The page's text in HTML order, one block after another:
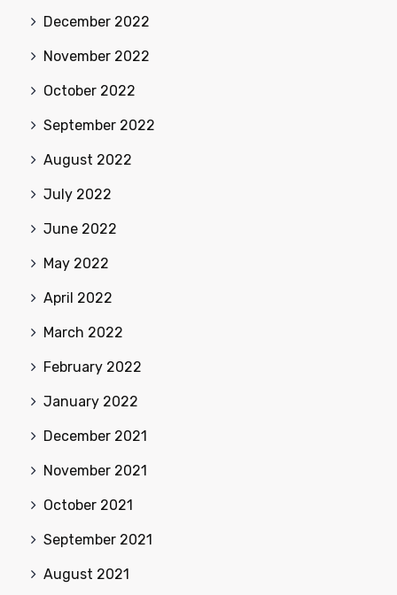
December 2022
November 2022
October 2022
September 2022
August 2022
July 2022
June 2022
May 2022
April 2022
March 2022
February 2022
January 2022
December 2021
November 2021
October 2021
September 2021
August 2021